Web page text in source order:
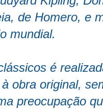
de Homero, e
mundial.
é
obra original,
preocupação